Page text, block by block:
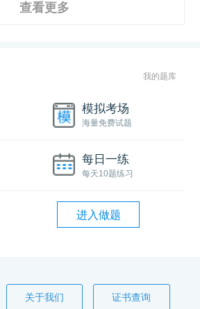
查看更多
我的题库
模拟考场
海量免费试题
每日一练
每天10题练习
进入做题
关于我们 证书查询